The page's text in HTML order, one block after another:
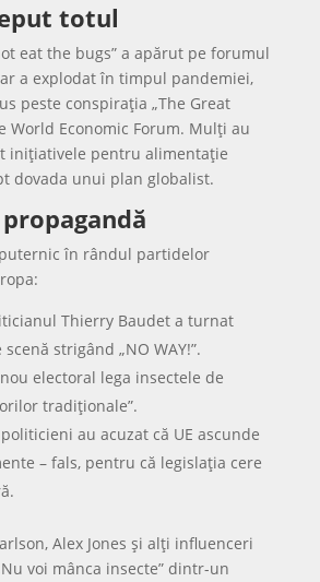
totul
eat the bugs” a apărut pe forumul
a explodat în timpul pandemiei,
peste conspirația „The Great
World Economic Forum. Mulți au
inițiativele pentru alimentație
dovada unui plan globalist.
în rândul partidelor
Thierry Baudet a turnat
strigând „NO WAY!”.
electoral lega insectele de
tradiționale”.
au acuzat că UE ascunde
– fals, pentru că legislația cere
Alex Jones și alți influenceri
voi mânca insecte” dintr-un